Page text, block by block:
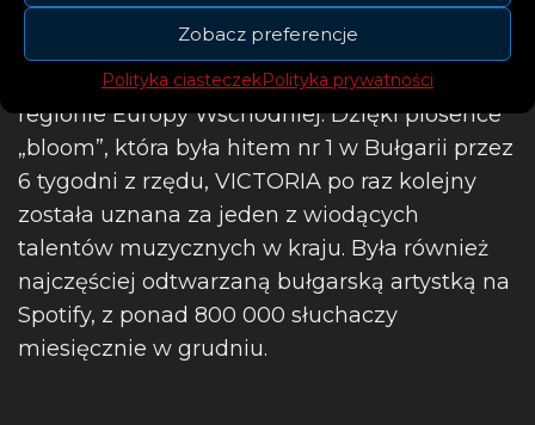
Zobacz preferencje
Polityka ciasteczekPolityka prywatności
2023 roku. W ubiegłym roku artystka
podpisała kontrakt z Warner Music Group i
została kluczową artystką wytwórni w
regionie Europy Wschodniej. Dzięki piosence
„bloom”, która była hitem nr 1 w Bułgarii przez
6 tygodni z rzędu, VICTORIA po raz kolejny
została uznana za jeden z wiodących
talentów muzycznych w kraju. Była również
najczęściej odtwarzaną bułgarską artystką na
Spotify, z ponad 800 000 słuchaczy
miesięcznie w grudniu.